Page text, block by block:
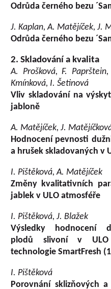
Odrůda černého bezu
J. Kaplan, A. Matějíček, J.
Odrůda černého bezu
2. Skladování a kvalita
A. Prošková, F.
Kmínková, I. Šetinová
Vliv skladování na
jabloně
A. Matějíček, J.
Hodnocení pevnosti
a hrušek skladovaných v
I. Pištěková, A. Matějíček
Změny kvalitativních
jablek v ULO atmosféře
I. Pištěková, J. Blažek
Výsledky hodnocení
plodů slivoní v
technologie SmartFresh
I. Pištěková
Porovnání sklizňových